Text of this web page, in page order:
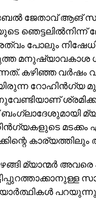
ജേതാവ് ആങ്
ഞെട്ടലില്‍നിന്ന്
പോലും
മനുഷ്യാവകാശ
കഴിഞ്ഞ വര്‍ഷം
റോഹിന്‍ഗ്യ
മടക്കം
മ്യാന്മര്‍